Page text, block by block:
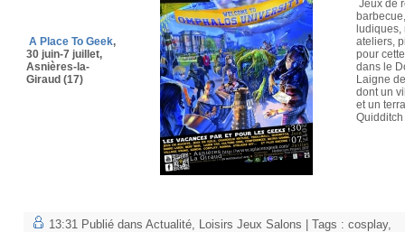
A Place To Geek,
30 juin-7 juillet,
Asnières-la-
Giraud (17)
Jeux de
ludiques,
ateliers,
pour
dans le
Laigne
dont un
et un
13:31 Publié dans Actualité Loisirs Jeux Salons | Tags : cosplay,